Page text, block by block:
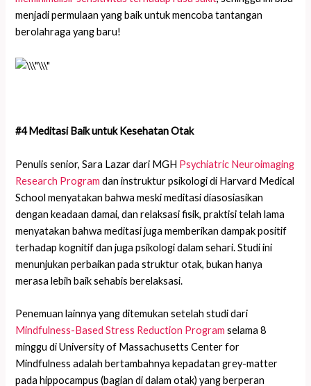
menjadi permulaan yang baik untuk mencoba tantangan
berolahraga yang baru!
#4 Meditasi Baik untuk Kesehatan Otak
Penulis senior, Sara Lazar dari MGH Psychiatric Neuroimaging
Research Program dan instruktur psikologi di Harvard Medical
School menyatakan bahwa meski meditasi diasosiasikan
dengan keadaan damai, dan relaksasi fisik, praktisi telah lama
menyatakan bahwa meditasi juga memberikan dampak positif
terhadap kognitif dan juga psikologi dalam sehari. Studi ini
menunjukan perbaikan pada struktur otak, bukan hanya
merasa lebih baik sehabis berelaksasi.
Penemuan lainnya yang ditemukan setelah studi dari
Mindfulness-Based Stress Reduction Program selama 8
minggu di University of Massachusetts Center for
Mindfulness adalah bertambahnya kepadatan grey-matter
pada hippocampus (bagian di dalam otak) yang berperan